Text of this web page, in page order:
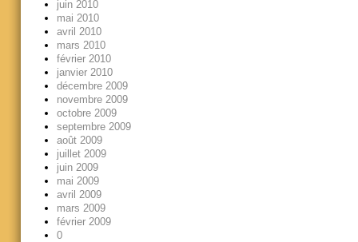
juin 2010
mai 2010
avril 2010
mars 2010
février 2010
janvier 2010
décembre 2009
novembre 2009
octobre 2009
septembre 2009
août 2009
juillet 2009
juin 2009
mai 2009
avril 2009
mars 2009
février 2009
0